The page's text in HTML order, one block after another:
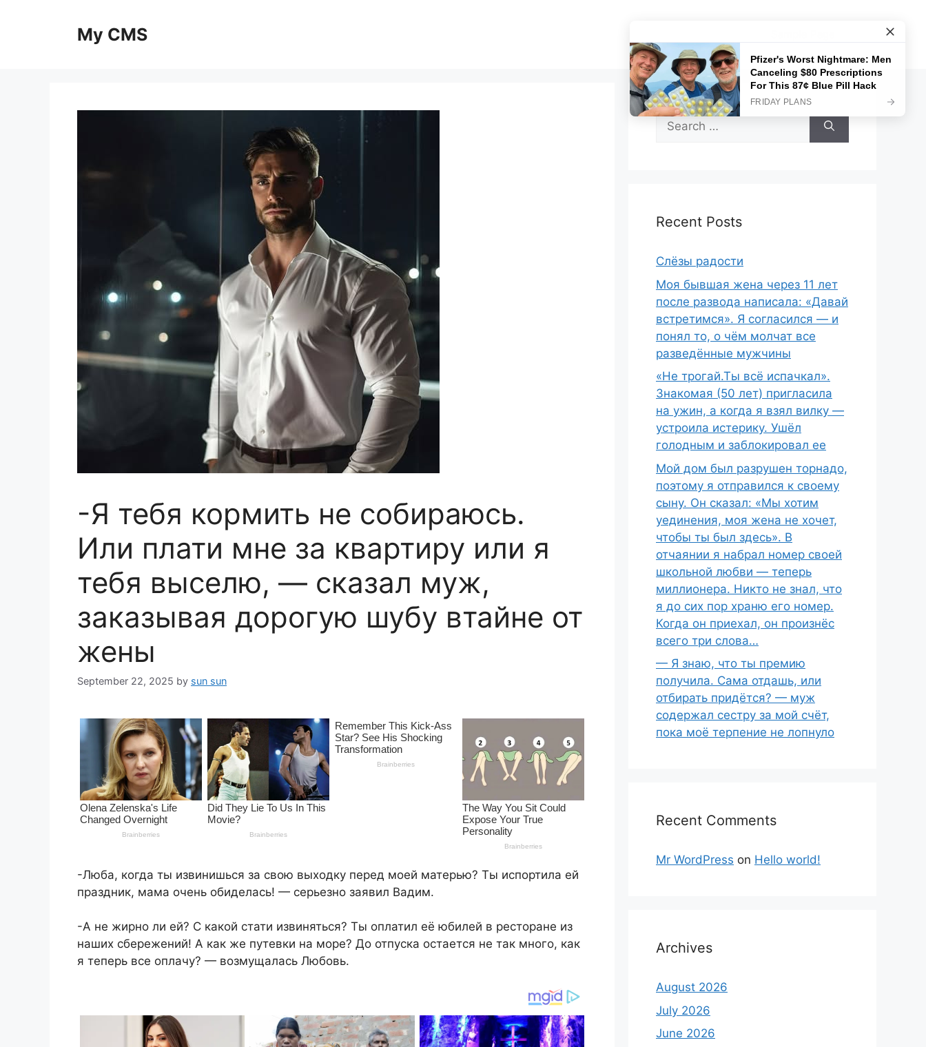
My CMS
-Я тебя кормить не собираюсь.
Или плати мне за квартиру или я
тебя выселю, — сказал муж,
заказывая дорогую шубу втайне от
жены
September 22, 2025 by sun sun
-Люба, когда ты извинишься за свою выходку перед моей матерью? Ты испортила ей
праздник, мама очень обиделась! — серьезно заявил Вадим.
-А не жирно ли ей? С какой стати извиняться? Ты оплатил её юбилей в ресторане из
наших сбережений! А как же путевки на море? До отпуска остается не так много, как
я теперь все оплачу? — возмущалась Любовь.
Search
for:
Recent Posts
Слёзы радости
Моя бывшая жена через 11 лет
после развода написала: «Давай
встретимся». Я согласился — и
понял то, о чём молчат все
разведённые мужчины
«Не трогай.Ты всё испачкал».
Знакомая (50 лет) пригласила
на ужин, а когда я взял вилку —
устроила истерику. Ушёл
голодным и заблокировал ее
Мой дом был разрушен торнадо,
поэтому я отправился к своему
сыну. Он сказал: «Мы хотим
уединения, моя жена не хочет,
чтобы ты был здесь». В
отчаянии я набрал номер своей
школьной любви — теперь
миллионера. Никто не знал, что
я до сих пор храню его номер.
Когда он приехал, он произнёс
всего три слова…
— Я знаю, что ты премию
получила. Сама отдашь, или
отбирать придётся? — муж
содержал сестру за мой счёт,
пока моё терпение не лопнуло
Recent Comments
Mr WordPress on Hello world!
Archives
August 2026
July 2026
June 2026